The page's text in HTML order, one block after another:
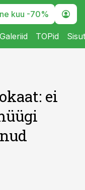
kuu -70%
Galeriid TOPid
ei